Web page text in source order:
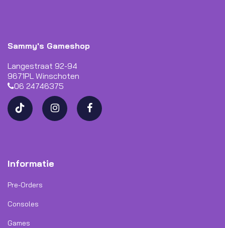
Sammy's Gameshop
Langestraat 92-94
9671PL Winschoten
06 24746375
Informatie
Pre-Orders
Consoles
Games